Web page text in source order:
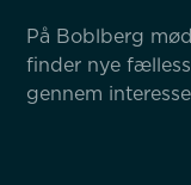
På Boblberg
finder nye
gennem